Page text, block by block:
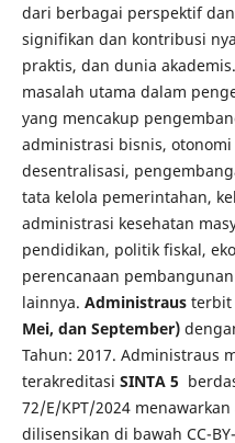
dari berbagai perspektif
signifikan dan kontribusi
praktis, dan dunia akademis.
masalah utama dalam
yang mencakup
administrasi bisnis,
desentralisasi,
tata kelola pemerintahan,
administrasi kesehatan
pendidikan, politik fiskal,
perencanaan
lainnya. Administrausterbit
Mei, dan September)
Tahun: 2017. Administraus
terakreditasi SINTA 5
72/E/KPT/2024
dilisensikan di bawah CC-